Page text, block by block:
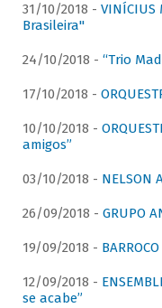
31/10/2018 - VINÍCIUS
Brasileira"
24/10/2018 - “Trio
17/10/2018 -
10/10/2018 -
amigos”
03/10/2018 - NELSON
26/09/2018 - GRUPO
19/09/2018 -
12/09/2018 -
se acabe”